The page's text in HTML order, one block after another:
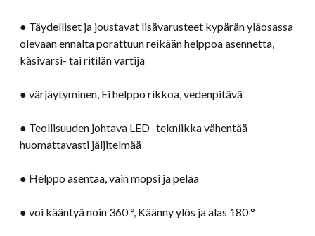
● Täydelliset ja joustavat lisävarusteet kypärän yläosassa
olevaan ennalta porattuun reikään helppoa asennetta,
käsivarsi- tai ritilän vartija
● värjäytyminen, Ei helppo rikkoa, vedenpitävä
● Teollisuuden johtava LED -tekniikka vähentää
huomattavasti jäljitelmää
● Helppo asentaa, vain mopsi ja pelaa
● voi kääntyä noin 360 °, Käänny ylös ja alas 180 °